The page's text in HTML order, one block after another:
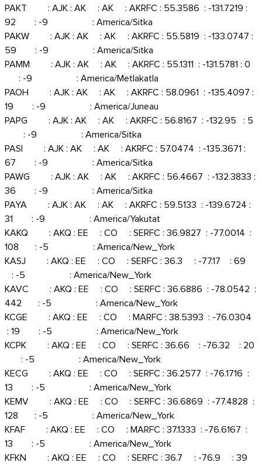
PAKT : AJK : AK : AK : AKRFC : 55.3586 : -131.7219 :
92 : -9 : America/Sitka
PAKW : AJK : AK : AK : AKRFC : 55.5819 : -133.0747 :
59 : -9 : America/Sitka
PAMM : AJK : AK : AK : AKRFC : 55.1311 : -131.5781 : 0
: -9 : America/Metlakatla
PAOH : AJK : AK : AK : AKRFC : 58.0961 : -135.4097 :
19 : -9 : America/Juneau
PAPG : AJK : AK : AK : AKRFC : 56.8167 : -132.95 : 5
: -9 : America/Sitka
PASI : AJK : AK : AK : AKRFC : 57.0474 : -135.3671 :
67 : -9 : America/Sitka
PAWG : AJK : AK : AK : AKRFC : 56.4667 : -132.3833 :
36 : -9 : America/Sitka
PAYA : AJK : AK : AK : AKRFC : 59.5133 : -139.6724 :
31 : -9 : America/Yakutat
KAKQ : AKQ : EE : CO : SERFC : 36.9827 : -77.0014 :
108 : -5 : America/New_York
KASJ : AKQ : EE : CO : SERFC : 36.3 : -77.17 : 69
: -5 : America/New_York
KAVC : AKQ : EE : CO : SERFC : 36.6886 : -78.0542 :
442 : -5 : America/New_York
KCGE : AKQ : EE : CO : MARFC : 38.5393 : -76.0304
: 19 : -5 : America/New_York
KCPK : AKQ : EE : CO : SERFC : 36.66 : -76.32 : 20
: -5 : America/New_York
KECG : AKQ : EE : CO : SERFC : 36.2577 : -76.1716 :
13 : -5 : America/New_York
KEMV : AKQ : EE : CO : SERFC : 36.6869 : -77.4828 :
128 : -5 : America/New_York
KFAF : AKQ : EE : CO : MARFC : 37.1333 : -76.6167 :
13 : -5 : America/New_York
KFKN : AKQ : EE : CO : SERFC : 36.7 : -76.9 : 39